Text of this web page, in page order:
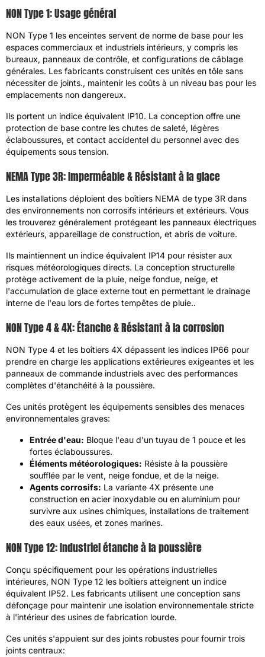
NON Type 1: Usage général
NON Type 1 les enceintes servent de norme de base pour les
espaces commerciaux et industriels intérieurs, y compris les
bureaux, panneaux de contrôle, et configurations de câblage
générales. Les fabricants construisent ces unités en tôle sans
nécessiter de joints., maintenir les coûts à un niveau bas pour les
emplacements non dangereux.
Ils portent un indice équivalent IP10. La conception offre une
protection de base contre les chutes de saleté, légères
éclaboussures, et contact accidentel du personnel avec des
équipements sous tension.
NEMA Type 3R: Imperméable & Résistant à la glace
Les installations déploient des boîtiers NEMA de type 3R dans
des environnements non corrosifs intérieurs et extérieurs. Vous
les trouverez généralement protégeant les panneaux électriques
extérieurs, appareillage de construction, et abris de voiture.
Ils maintiennent un indice équivalent IP14 pour résister aux
risques météorologiques directs. La conception structurelle
protège activement de la pluie, neige fondue, neige, et
l'accumulation de glace externe tout en permettant le drainage
interne de l'eau lors de fortes tempêtes de pluie..
NON Type 4 & 4X: Étanche & Résistant à la corrosion
NON Type 4 et les boîtiers 4X dépassent les indices IP66 pour
prendre en charge les applications extérieures exigeantes et les
panneaux de commande industriels avec des performances
complètes d'étanchéité à la poussière.
Ces unités protègent les équipements sensibles des menaces
environnementales graves:
Entrée d'eau: Bloque l'eau d'un tuyau de 1 pouce et les
fortes éclaboussures.
Éléments météorologiques: Résiste à la poussière
soufflée par le vent, neige fondue, et de la neige.
Agents corrosifs: La variante 4X présente une
construction en acier inoxydable ou en aluminium pour
survivre aux usines chimiques, installations de traitement
des eaux usées, et zones marines.
NON Type 12: Industriel étanche à la poussière
Conçu spécifiquement pour les opérations industrielles
intérieures, NON Type 12 les boîtiers atteignent un indice
équivalent IP52. Les fabricants utilisent une conception sans
défonçage pour maintenir une isolation environnementale stricte
à l'intérieur des usines de fabrication lourde.
Ces unités s'appuient sur des joints robustes pour fournir trois
joints centraux: